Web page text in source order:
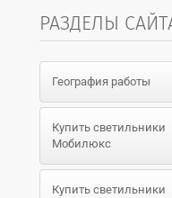
РАЗДЕЛЫ
География работы
Купить светильники
Мобилюкс
Купить светильники